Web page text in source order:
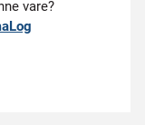
vare?